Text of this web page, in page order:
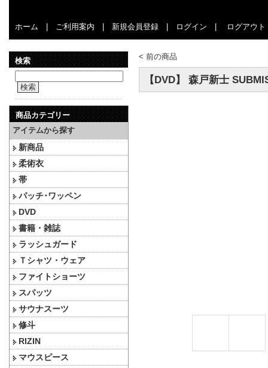
ホーム ご利用案内 新規会員登録 ログイン ログアウト
検索
検索
商品カテゴリー
アイテムから探す
新商品
柔術衣
帯
パッチ･ワッペン
DVD
書籍・雑誌
ラッシュガード
Ｔシャツ・ウェア
ファイトショーツ
スパッツ
サウナスーツ
修斗
RIZIN
マウスピース
< 前の商品
【DVD】 森戸新士